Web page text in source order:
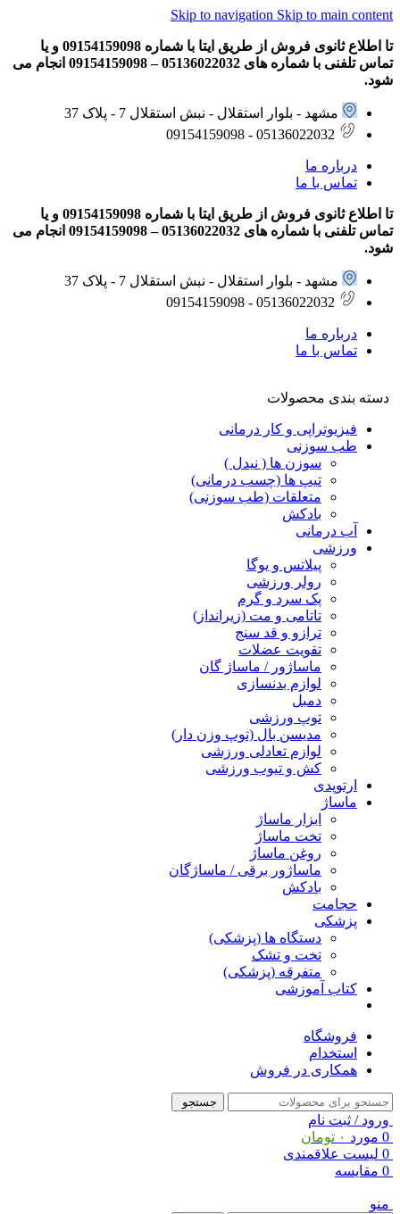
Skip to navigation Skip to main content
تا اطلاع ثانوی فروش از طریق ایتا با شماره 09154159098 و یا
تماس تلفنی با شماره های 05136022032 – 09154159098 انجام می
شود.
مشهد - بلوار استقلال - نبش استقلال 7 - پلاک 37
05136022032 - 09154159098
درباره ما
تماس با ما
تا اطلاع ثانوی فروش از طریق ایتا با شماره 09154159098 و یا
تماس تلفنی با شماره های 05136022032 – 09154159098 انجام می
شود.
مشهد - بلوار استقلال - نبش استقلال 7 - پلاک 37
05136022032 - 09154159098
درباره ما
تماس با ما
دسته بندی محصولات
فیزیوتراپی و کار درمانی
طب سوزنی
سوزن ها ( نیدل )
تیپ ها (چسب درمانی)
متعلقات (طب سوزنی)
بادکش
آب درمانی
ورزشی
پیلاتس و یوگا
رولر ورزشی
پک سرد و گرم
تاتامی و مت (زیرانداز)
ترازو و قد سنج
تقویت عضلات
ماساژور / ماساژ گان
لوازم بدنسازی
دمبل
توپ ورزشی
مدیسن بال (توپ وزن دار)
لوازم تعادلی ورزشی
کش و تیوب ورزشی
ارتوپدی
ماساژ
ابزار ماساژ
تخت ماساژ
روغن ماساژ
ماساژور برقی / ماساژگان
بادکش
حجامت
پزشکی
دستگاه ها (پزشکی)
تخت و تشک
متفرقه (پزشکی)
کتاب آموزشی
فروشگاه
استخدام
همکاری در فروش
جستجو
ورود / ثبت نام
0 مورد ۰ تومان
0 لیست علاقمندی
0 مقایسه
منو